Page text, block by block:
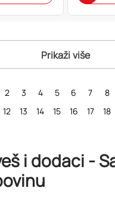
Prikaži više
2 3 4 5 6 7 8
12 13 14 15 16 17 18
i dodaci -